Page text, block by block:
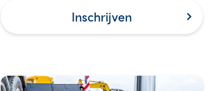
Inschrijven